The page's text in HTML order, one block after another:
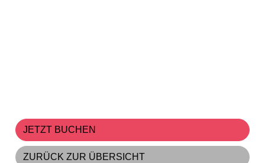
JETZT BUCHEN
ZURÜCK ZUR ÜBERSICHT